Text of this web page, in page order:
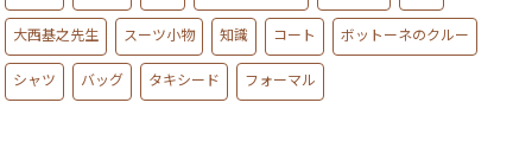
大西基之先生 スーツ小物 知識 コート ボットーネのクルー
シャツ バッグ タキシード フォーマル